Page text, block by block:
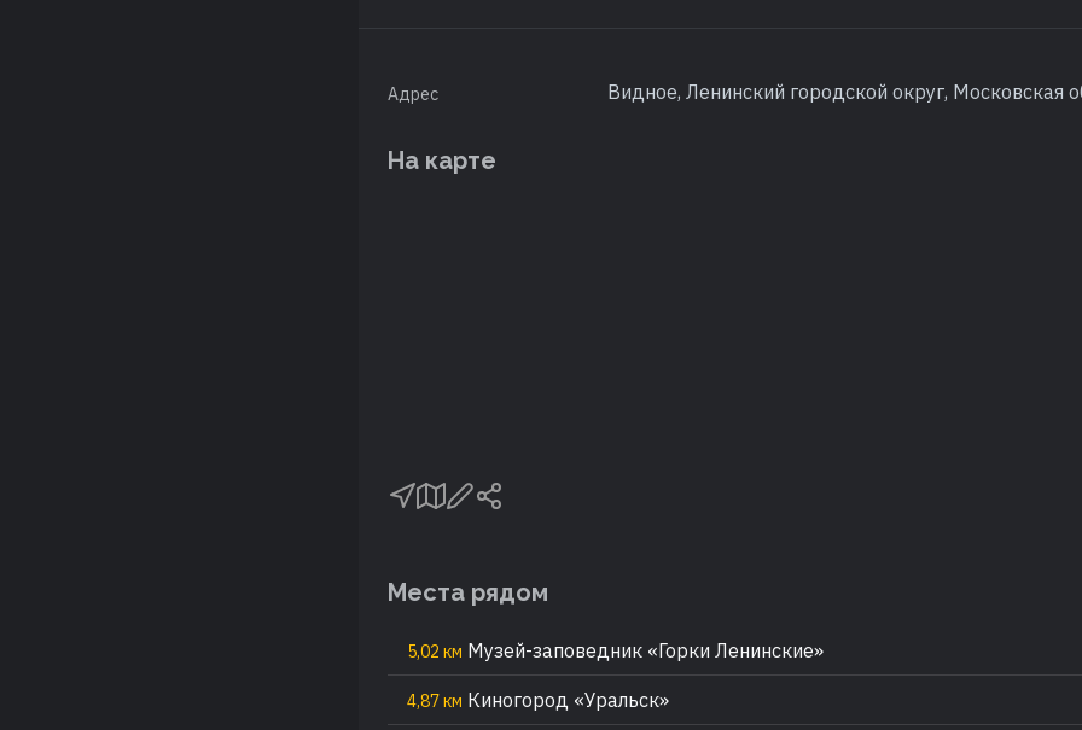
Адрес Видное, Ленинский городской округ, Московская
На карте
Места рядом
5,02 км Музей-заповедник «Горки Ленинские»
4,87 км Киногород «Уральск»